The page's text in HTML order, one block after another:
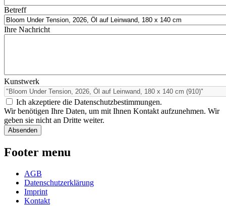
Betreff
Ihre Nachricht
Kunstwerk
Ich akzeptiere die Datenschutzbestimmungen.
Wir benötigen Ihre Daten, um mit Ihnen Kontakt aufzunehmen. Wir
geben sie nicht an Dritte weiter.
Footer menu
AGB
Datenschutzerklärung
Imprint
Kontakt